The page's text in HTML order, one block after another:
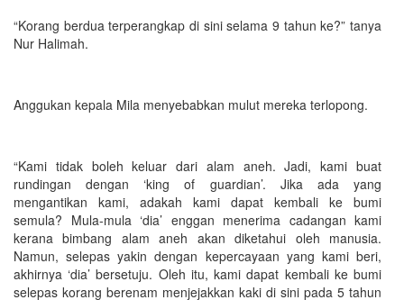
“Korang berdua terperangkap di sini selama 9 tahun ke?” tanya
Nur Halimah.
Anggukan kepala Mila menyebabkan mulut mereka terlopong.
“Kami tidak boleh keluar dari alam aneh. Jadi, kami buat
rundingan dengan ‘king of guardian’. Jika ada yang
mengantikan kami, adakah kami dapat kembali ke bumi
semula? Mula-mula ‘dia’ enggan menerima cadangan kami
kerana bimbang alam aneh akan diketahui oleh manusia.
Namun, selepas yakin dengan kepercayaan yang kami beri,
akhirnya ‘dia’ bersetuju. Oleh itu, kami dapat kembali ke bumi
selepas korang berenam menjejakkan kaki di sini pada 5 tahun